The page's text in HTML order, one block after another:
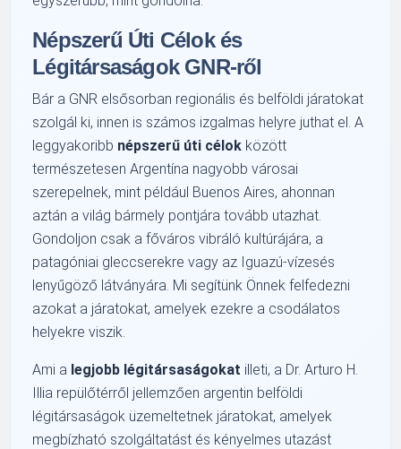
Népszerű Úti Célok és
Légitársaságok GNR-ről
Bár a GNR elsősorban regionális és belföldi járatokat
szolgál ki, innen is számos izgalmas helyre juthat el. A
leggyakoribb népszerű úti célok között
természetesen Argentína nagyobb városai
szerepelnek, mint például Buenos Aires, ahonnan
aztán a világ bármely pontjára tovább utazhat.
Gondoljon csak a főváros vibráló kultúrájára, a
patagóniai gleccserekre vagy az Iguazú-vízesés
lenyűgöző látványára. Mi segítünk Önnek felfedezni
azokat a járatokat, amelyek ezekre a csodálatos
helyekre viszik.
Ami a legjobb légitársaságokat illeti, a Dr. Arturo H.
Illia repülőtérről jellemzően argentin belföldi
légitársaságok üzemeltetnek járatokat, amelyek
megbízható szolgáltatást és kényelmes utazást